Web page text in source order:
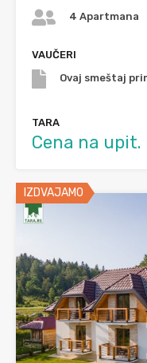
4 Apartmana
VAUČERI
Ovaj smeštaj
TARA
Cena na upit.
IZDVAJAMO